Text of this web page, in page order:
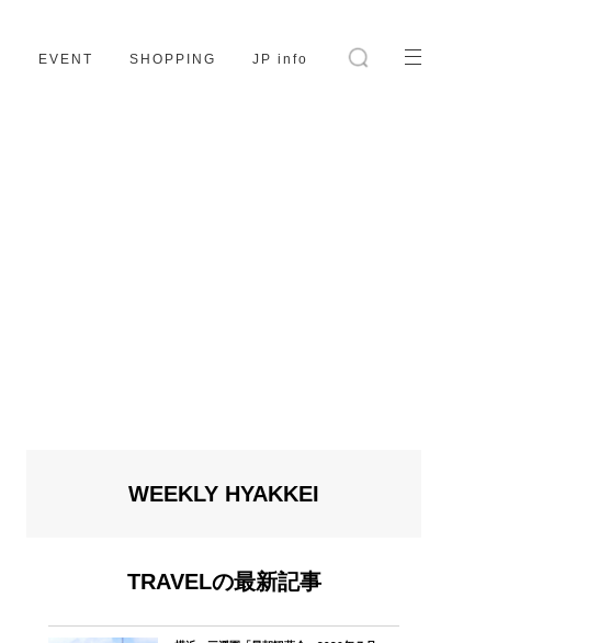
EVENT SHOPPING JP info
WEEKLY HYAKKEI
TRAVELの最新記事